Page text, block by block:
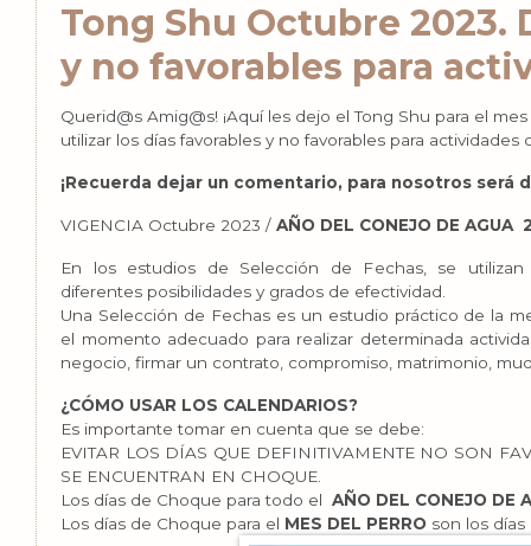
Tong Shu Octubre 2023.
y no favorables para
Querid@s Amig@s! ¡Aquí les dejo el Tong Shu para el
utilizar los días favorables y no favorables para actividades
¡Recuerda dejar un comentario, para nosotros será
VIGENCIA Octubre 2023 / AÑO DEL CONEJO DE AGUA
En los estudios de Selección de Fechas, se
diferentes posibilidades y grados de efectividad.
Una Selección de Fechas es un estudio práctico de la
el momento adecuado para realizar determinada
negocio, firmar un contrato, compromiso, matrimonio,
¿CÓMO USAR LOS CALENDARIOS?
Es importante tomar en cuenta que se debe:
EVITAR LOS DÍAS QUE DEFINITIVAMENTE NO SON
SE ENCUENTRAN EN CHOQUE.
Los días de Choque para todo el AÑO DEL CONEJO DE
Los días de Choque para el MES DEL PERRO son los días